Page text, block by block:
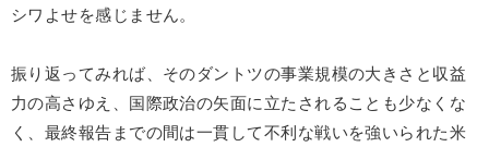
シワよせを感じません。
振り返ってみれば、そのダントツの事業規模の大きさと収益
力の高さゆえ、国際政治の矢面に立たされることも少なくな
く、最終報告までの間は一貫して不利な戦いを強いられた米